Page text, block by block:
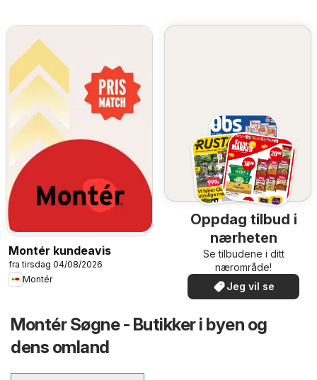
Montér kundeavis
fra tirsdag 04/08/2026
Montér
Oppdag tilbud i
nærheten
Se tilbudene i ditt
nærområde!
Jeg vil se
Montér Søgne - Butikker i byen og
dens omland